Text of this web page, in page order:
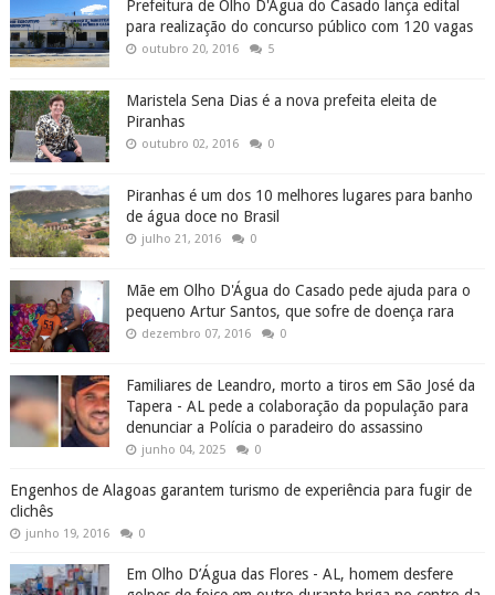
Em Olho D’Água das Flores - AL, homem desfere
golpes de foice em outro durante briga no centro da
junho 14, 2025 0
Em Santana do Ipanema, PCAL localiza mulher que
junho 04, 2025 0
Água Branca comemora 142 anos de emancipação
do município
abril 24, 2017 0
ADALBERTO GOMES NOTÍCIAS. O BLOG DO SERTÃO DE ALAGOAS
MARCADORES - TEMAS - ASSUNTOS - TAG - CATEGORIA
ACIDENTE (575)
ÁGUA BRANCA
AIDENTE